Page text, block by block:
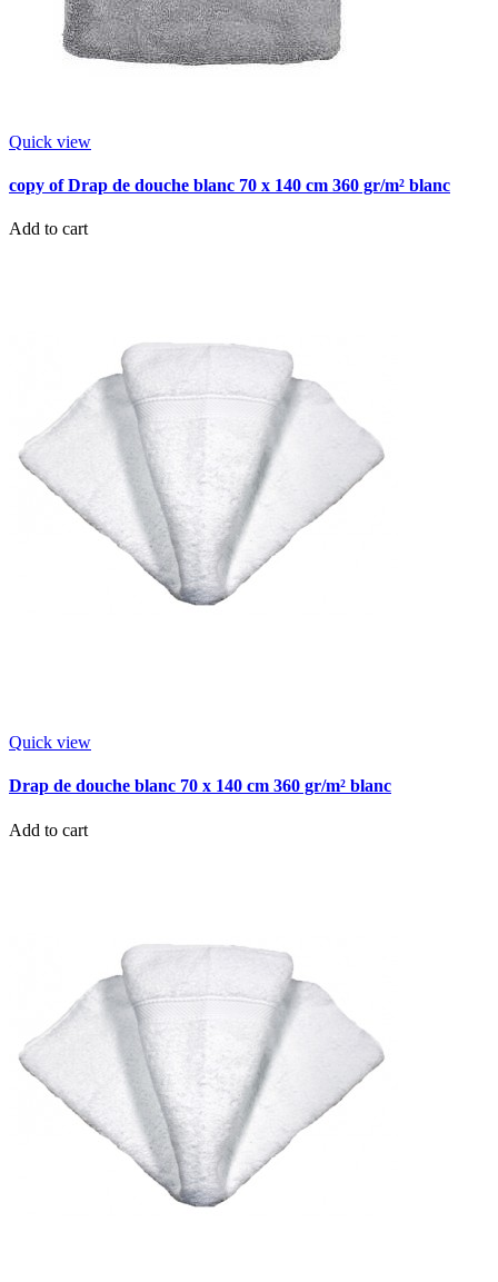
Quick view
copy of Drap de douche blanc 70 x 140 cm 360 gr/m² blanc
Add to cart
Quick view
Drap de douche blanc 70 x 140 cm 360 gr/m² blanc
Add to cart